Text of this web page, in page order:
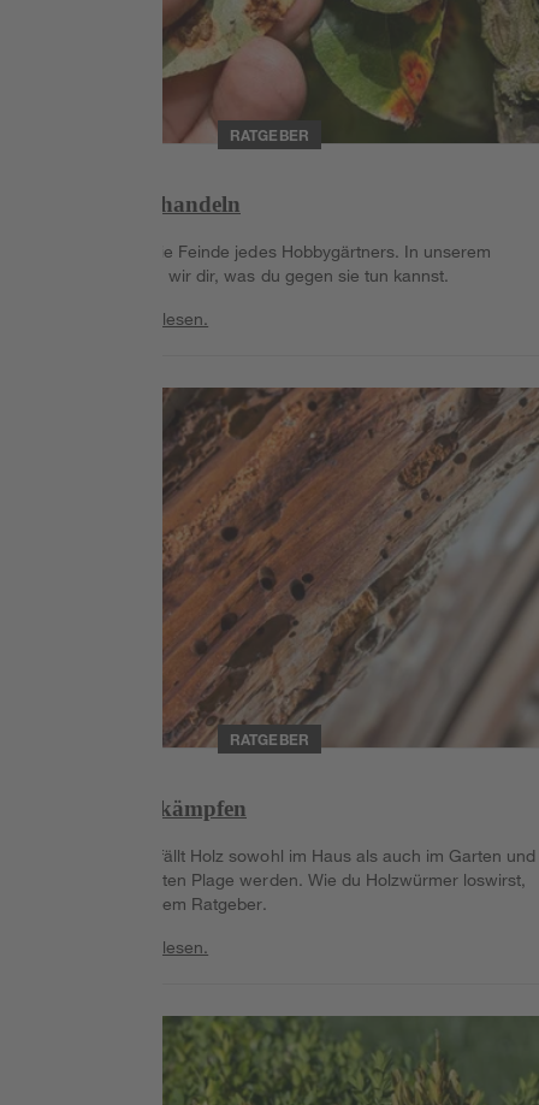
RATGEBER
Schadpilze behandeln
Schadpilze sind die Feinde jedes Hobbygärtners. In unserem
Ratgeber erklären wir dir, was du gegen sie tun kannst.
Weiterlesen.
RATGEBER
Holzwurm bekämpfen
Der Holzwurm befällt Holz sowohl im Haus als auch im Garten und
kann zu einer echten Plage werden. Wie du Holzwürmer loswirst,
erfährst du in diesem Ratgeber.
Weiterlesen.